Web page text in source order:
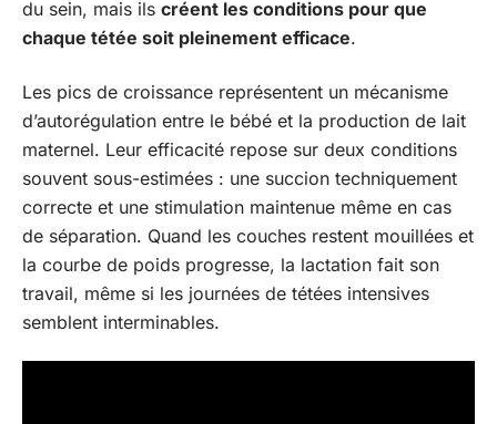
du sein, mais ils créent les conditions pour que
chaque tétée soit pleinement efficace.
Les pics de croissance représentent un mécanisme
d’autorégulation entre le bébé et la production de lait
maternel. Leur efficacité repose sur deux conditions
souvent sous-estimées : une succion techniquement
correcte et une stimulation maintenue même en cas
de séparation. Quand les couches restent mouillées et
la courbe de poids progresse, la lactation fait son
travail, même si les journées de tétées intensives
semblent interminables.